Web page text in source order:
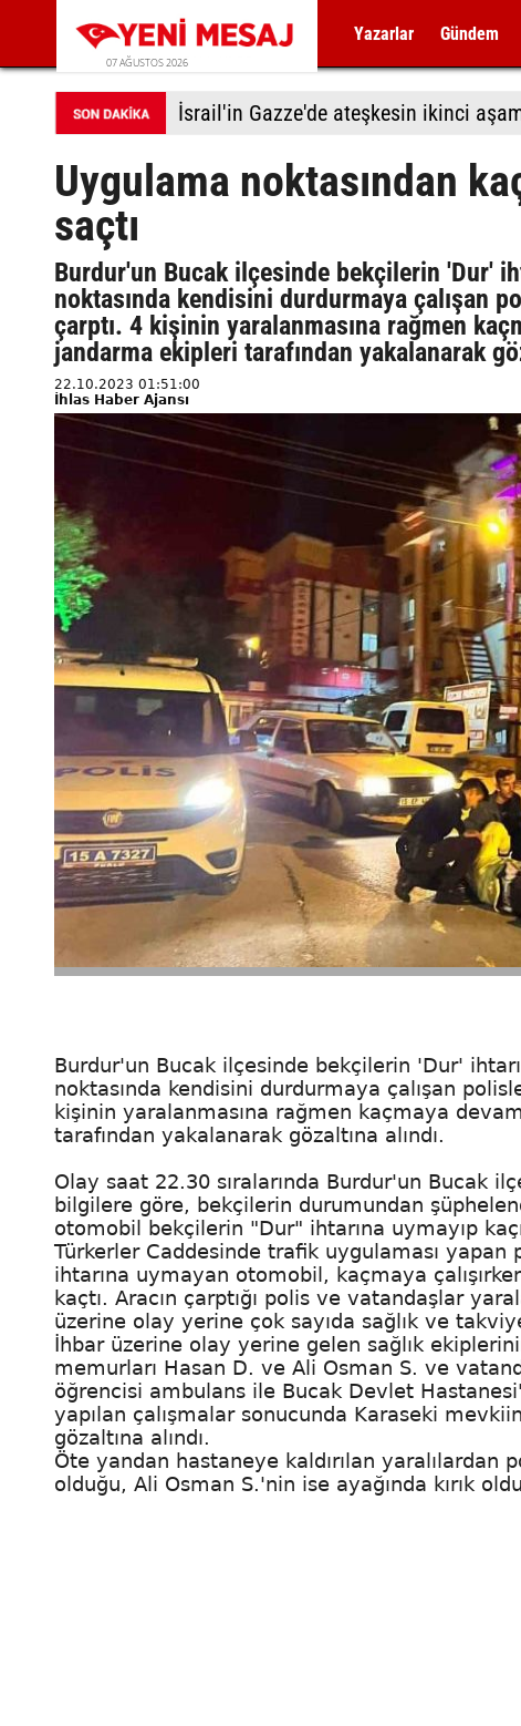
07 AĞUSTOS 2026
Yazarlar Gündem
Uygulama noktasından
saçtı
Burdur'un Bucak ilçesinde bekçilerin 'Dur'
noktasında kendisini durdurmaya çalışan
çarptı. 4 kişinin yaralanmasına rağmen
jandarma ekipleri tarafından yakalanarak
22.10.2023 01:51:00
İhlas Haber Ajansı
Burdur'un Bucak ilçesinde bekçilerin 'Dur'
noktasında kendisini durdurmaya çalışan
kişinin yaralanmasına rağmen kaçmaya
tarafından yakalanarak gözaltına alındı.
Olay saat 22.30 sıralarında Burdur'un Bucak
bilgilere göre, bekçilerin durumundan
otomobil bekçilerin "Dur" ihtarına uymayıp
Türkerler Caddesinde trafik uygulaması yapan
ihtarına uymayan otomobil, kaçmaya
kaçtı. Aracın çarptığı polis ve vatandaşlar
üzerine olay yerine çok sayıda sağlık ve
İhbar üzerine olay yerine gelen sağlık
memurları Hasan D. ve Ali Osman S. ve
öğrencisi ambulans ile Bucak Devlet
yapılan çalışmalar sonucunda Karaseki
gözaltına alındı.
Öte yandan hastaneye kaldırılan yaralılardan
olduğu, Ali Osman S.'nin ise ayağında kırık